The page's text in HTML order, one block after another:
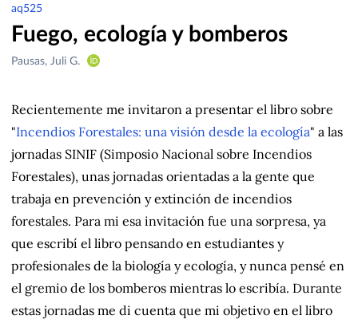
aq525
Fuego, ecología y bomberos
Creators
Pausas, Juli G.
Recientemente me invitaron a presentar el libro sobre
"Incendios Forestales: una visión desde la ecología" a las
jornadas SINIF (Simposio Nacional sobre Incendios
Forestales), unas jornadas orientadas a la gente que
trabaja en prevención y extinción de incendios
forestales. Para mi esa invitación fue una sorpresa, ya
que escribí el libro pensando en estudiantes y
profesionales de la biología y ecología, y nunca pensé en
el gremio de los bomberos mientras lo escribía. Durante
estas jornadas me di cuenta que mi objetivo en el libro